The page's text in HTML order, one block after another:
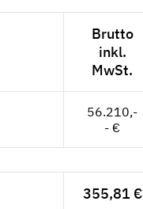
Brutto
inkl.
MwSt.
56.210,-
- €
355,81 €